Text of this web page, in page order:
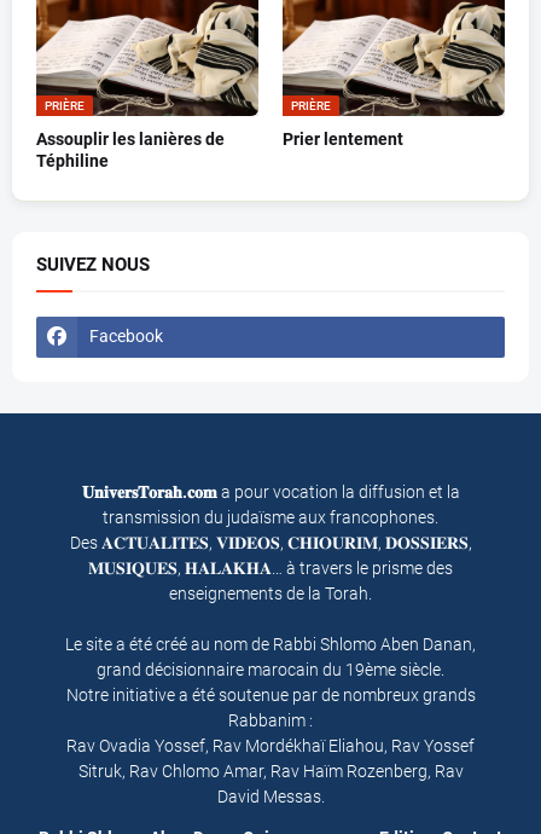
PRIÈRE
Assouplir les lanières de
Téphiline
PRIÈRE
Prier lentement
SUIVEZ NOUS
Facebook
𝐔𝐧𝐢𝐯𝐞𝐫𝐬𝐓𝐨𝐫𝐚𝐡.𝐜𝐨𝐦a pour vocation la diffusion et la
transmission du judaïsme aux francophones.
Des 𝐀𝐂𝐓𝐔𝐀𝐋𝐈𝐓𝐄𝐒, 𝐕𝐈𝐃𝐄𝐎𝐒, 𝐂𝐇𝐈𝐎𝐔𝐑𝐈𝐌, 𝐃𝐎𝐒𝐒𝐈𝐄𝐑𝐒,
𝐌𝐔𝐒𝐈𝐐𝐔𝐄𝐒, 𝐇𝐀𝐋𝐀𝐊𝐇𝐀… à travers le prisme des
enseignements de la Torah.
Le site a été créé au nom de Rabbi Shlomo Aben Danan,
grand décisionnaire marocain du 19ème siècle.
Notre initiative a été soutenue par de nombreux grands
Rabbanim :
Rav Ovadia Yossef, Rav Mordékhaï Eliahou, Rav Yossef
Sitruk, Rav Chlomo Amar, Rav Haïm Rozenberg, Rav
David Messas.